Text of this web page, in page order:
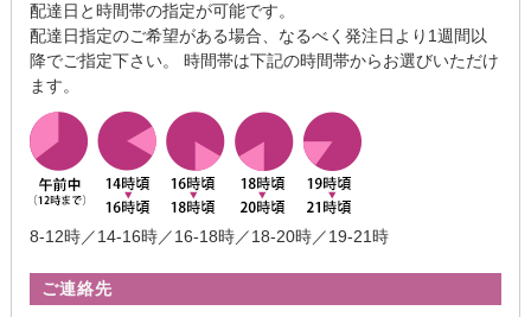
配達日と時間帯の指定が可能です。
配達日指定のご希望がある場合、なるべく発注日より1週間以
降でご指定下さい。 時間帯は下記の時間帯からお選びいただけ
ます。
8-12時／14-16時／16-18時／18-20時／19-21時
ご連絡先